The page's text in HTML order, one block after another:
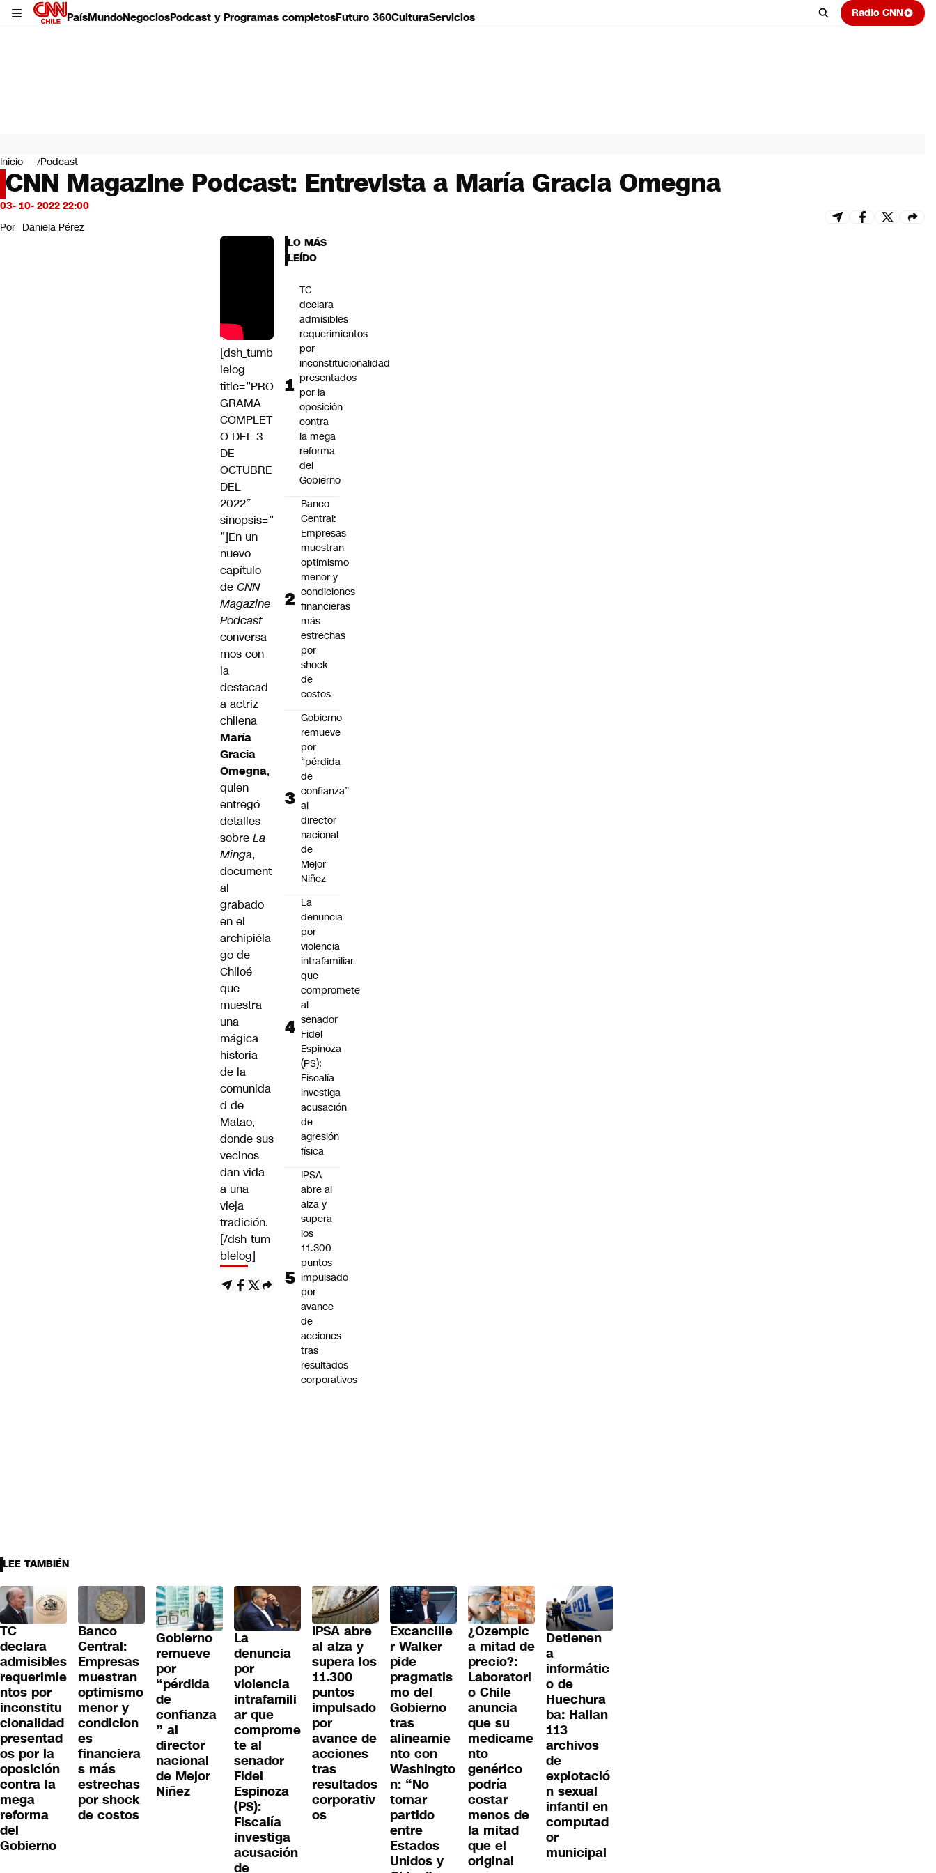
PaísMundoNegociosPodcast y Programas completosFuturo 360CulturaServicios Radio CNN
Mundo
Negocios
Deportes
Programas completos
Servicios
Inicio Podcast
CNN Magazine Podcast: Entrevista a María Gracia Omegna
03- 10- 2022 22:00
Por Daniela Pérez
[dsh_tumb
lelog
title=”PRO
GRAMA
COMPLET
O DEL 3
DE
OCTUBRE
DEL
2022″
sinopsis=”
”]En un
nuevo
capítulo
de CNN
Magazine
Podcast
conversa
mos con
la
destacad
a actriz
chilena
María
Gracia
Omegna,
quien
entregó
detalles
sobre La
Minga,
document
al
grabado
en el
archipiéla
go de
Chiloé
que
muestra
una
mágica
historia
de la
comunida
d de
Matao,
donde sus
vecinos
dan vida
a una
vieja
tradición.
[/dsh_tum
blelog]
LO MÁS
LEÍDO
TC
declara
admisibles
requerimientos
por
inconstitucionalidad
presentados
por la
oposición
contra
la mega
reforma
del
Gobierno
Banco
Central:
Empresas
muestran
optimismo
menor y
condiciones
financieras
más
estrechas
por
shock
de
costos
Gobierno
remueve
por
“pérdida
de
confianza”
al
director
nacional
de
Mejor
Niñez
La
denuncia
por
violencia
intrafamiliar
que
compromete
al
senador
Fidel
Espinoza
(PS):
Fiscalía
investiga
acusación
de
agresión
física
IPSA
abre al
alza y
supera
los
11.300
puntos
impulsado
por
avance
de
acciones
tras
resultados
corporativos
LEE TAMBIÉN
TC
declara
admisibles
requerimie
ntos por
inconstitu
cionalidad
presentad
os por la
oposición
contra la
mega
reforma
del
Gobierno
Banco
Central:
Empresas
muestran
optimismo
menor y
condicion
es
financiera
s más
estrechas
por shock
de costos
Gobierno
remueve
por
“pérdida
de
confianza
” al
director
nacional
de Mejor
Niñez
La
denuncia
por
violencia
intrafamili
ar que
comprome
te al
senador
Fidel
Espinoza
(PS):
Fiscalía
investiga
acusación
de
IPSA abre
al alza y
supera los
11.300
puntos
impulsado
por
avance de
acciones
tras
resultados
corporativ
os
Excancille
r Walker
pide
pragmatis
mo del
Gobierno
tras
alineamie
nto con
Washingto
n: “No
tomar
partido
entre
Estados
Unidos y
¿Ozempic
a mitad de
precio?:
Laboratori
o Chile
anuncia
que su
medicame
nto
genérico
podría
costar
menos de
la mitad
que el
original
Detienen
a
informátic
o de
Huechura
ba: Hallan
113
archivos
de
explotació
n sexual
infantil en
computad
or
municipal